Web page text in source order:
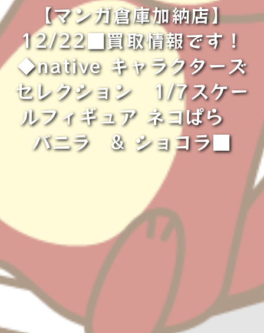
【マンガ倉庫加納店】
12/22■買取情報です！
◆native キャラクターズ
セレクション 1/7スケー
ルフィギュア ネコぱら
バニラ & ショコラ■